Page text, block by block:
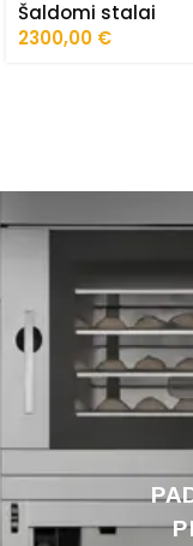
Šaldomi stalai
2300,00 €